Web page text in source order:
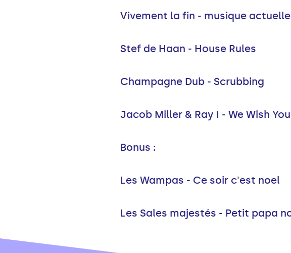
Vivement la fin - musique actuelle
Stef de Haan - House Rules
Champagne Dub - Scrubbing
Jacob Miller & Ray I - We Wish
Bonus :
Les Wampas - Ce soir c'est noel
Les Sales majestés - Petit papa